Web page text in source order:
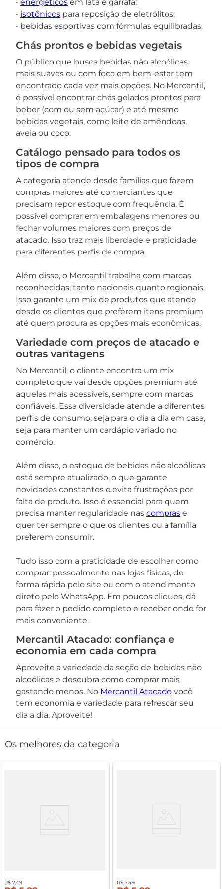
• energéticos em lata e garrafa;
• isotônicos para reposição de eletrólitos;
• bebidas esportivas com fórmulas equilibradas.
Chás prontos e bebidas vegetais
O público que busca bebidas não alcoólicas
mais suaves ou com foco em bem-estar tem
encontrado cada vez mais opções. No Mercantil,
é possível encontrar chás gelados prontos para
beber (com ou sem açúcar) e até mesmo
bebidas vegetais, como leite de amêndoas,
aveia ou coco.
Catálogo pensado para todos os
tipos de compra
A categoria atende desde famílias que fazem
compras maiores até comerciantes que
precisam repor estoque com frequência. É
possível comprar em embalagens menores ou
fechar volumes maiores com preços de
atacado. Isso traz mais liberdade e praticidade
para diferentes perfis de compra.
Além disso, o Mercantil trabalha com marcas
reconhecidas, tanto nacionais quanto regionais.
Isso garante um mix de produtos que atende
desde os clientes que preferem itens premium
até quem procura as opções mais econômicas.
Variedade com preços de atacado e
outras vantagens
No Mercantil, o cliente encontra um mix
completo que vai desde opções premium até
aquelas mais acessíveis, sempre com marcas
confiáveis. Essa diversidade atende a diferentes
perfis de consumo, seja para o dia a dia em casa,
seja para manter um cardápio variado no
comércio.
Além disso, o estoque de bebidas não alcoólicas
está sempre atualizado, o que garante
novidades constantes e evita frustrações por
falta de produto. Isso é essencial para quem
precisa manter regularidade nas compras e
quer ter sempre o que os clientes ou a família
preferem consumir.
Tudo isso com a praticidade de escolher como
comprar: pessoalmente nas lojas físicas, de
forma rápida pelo site ou com o atendimento
direto pelo WhatsApp. Em poucos cliques, dá
para fazer o pedido completo e receber onde for
mais conveniente.
Mercantil Atacado: confiança e
economia em cada compra
Aproveite a variedade da seção de bebidas não
alcoólicas e descubra como comprar mais
gastando menos. No Mercantil Atacado você
tem economia e variedade para refrescar seu
dia a dia. Aproveite!
Os melhores da categoria
R$ 7,49 R$ 7,49